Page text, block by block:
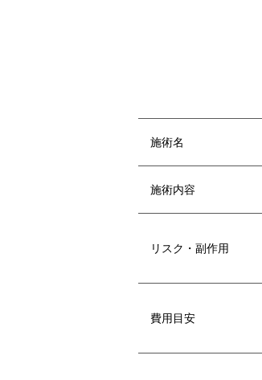
施術名
施術内容
リスク・副作用
費用目安